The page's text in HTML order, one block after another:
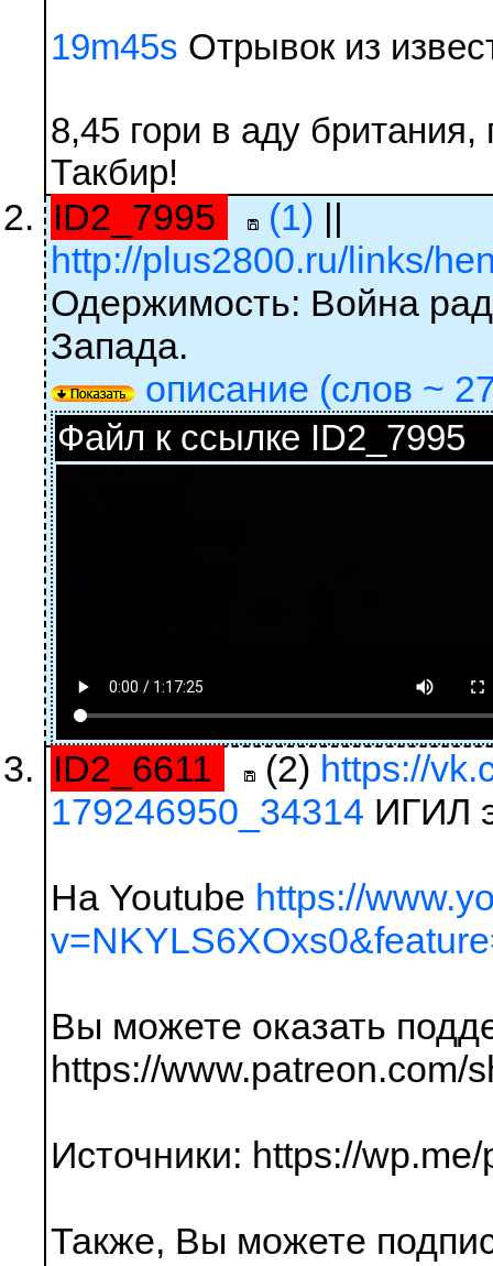
19m45s Отрывок из
8,45 гори в аду
Такбир!
ID2_7995 (1) ||
http://plus2800.ru/links/
Одержимость: Война
Запада.
описание (слов ~
Файл к ссылке ID2_7995
ID2_6611 (2) https://
179246950_34314 ИГИЛ
На Youtube https://
Вы можете оказать
https://www.patreon.com/
Источники: https://
Также, Вы можете